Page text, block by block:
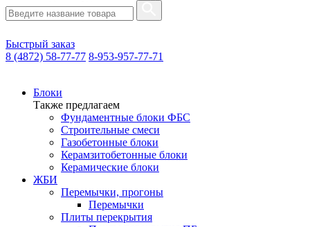
Быстрый заказ
8 (4872) 58-77-77 8-953-957-77-71
Блоки
Также предлагаем
Фундаментные блоки ФБС
Строительные смеси
Газобетонные блоки
Керамзитобетонные блоки
Керамические блоки
ЖБИ
Перемычки, прогоны
Перемычки
Плиты перекрытия